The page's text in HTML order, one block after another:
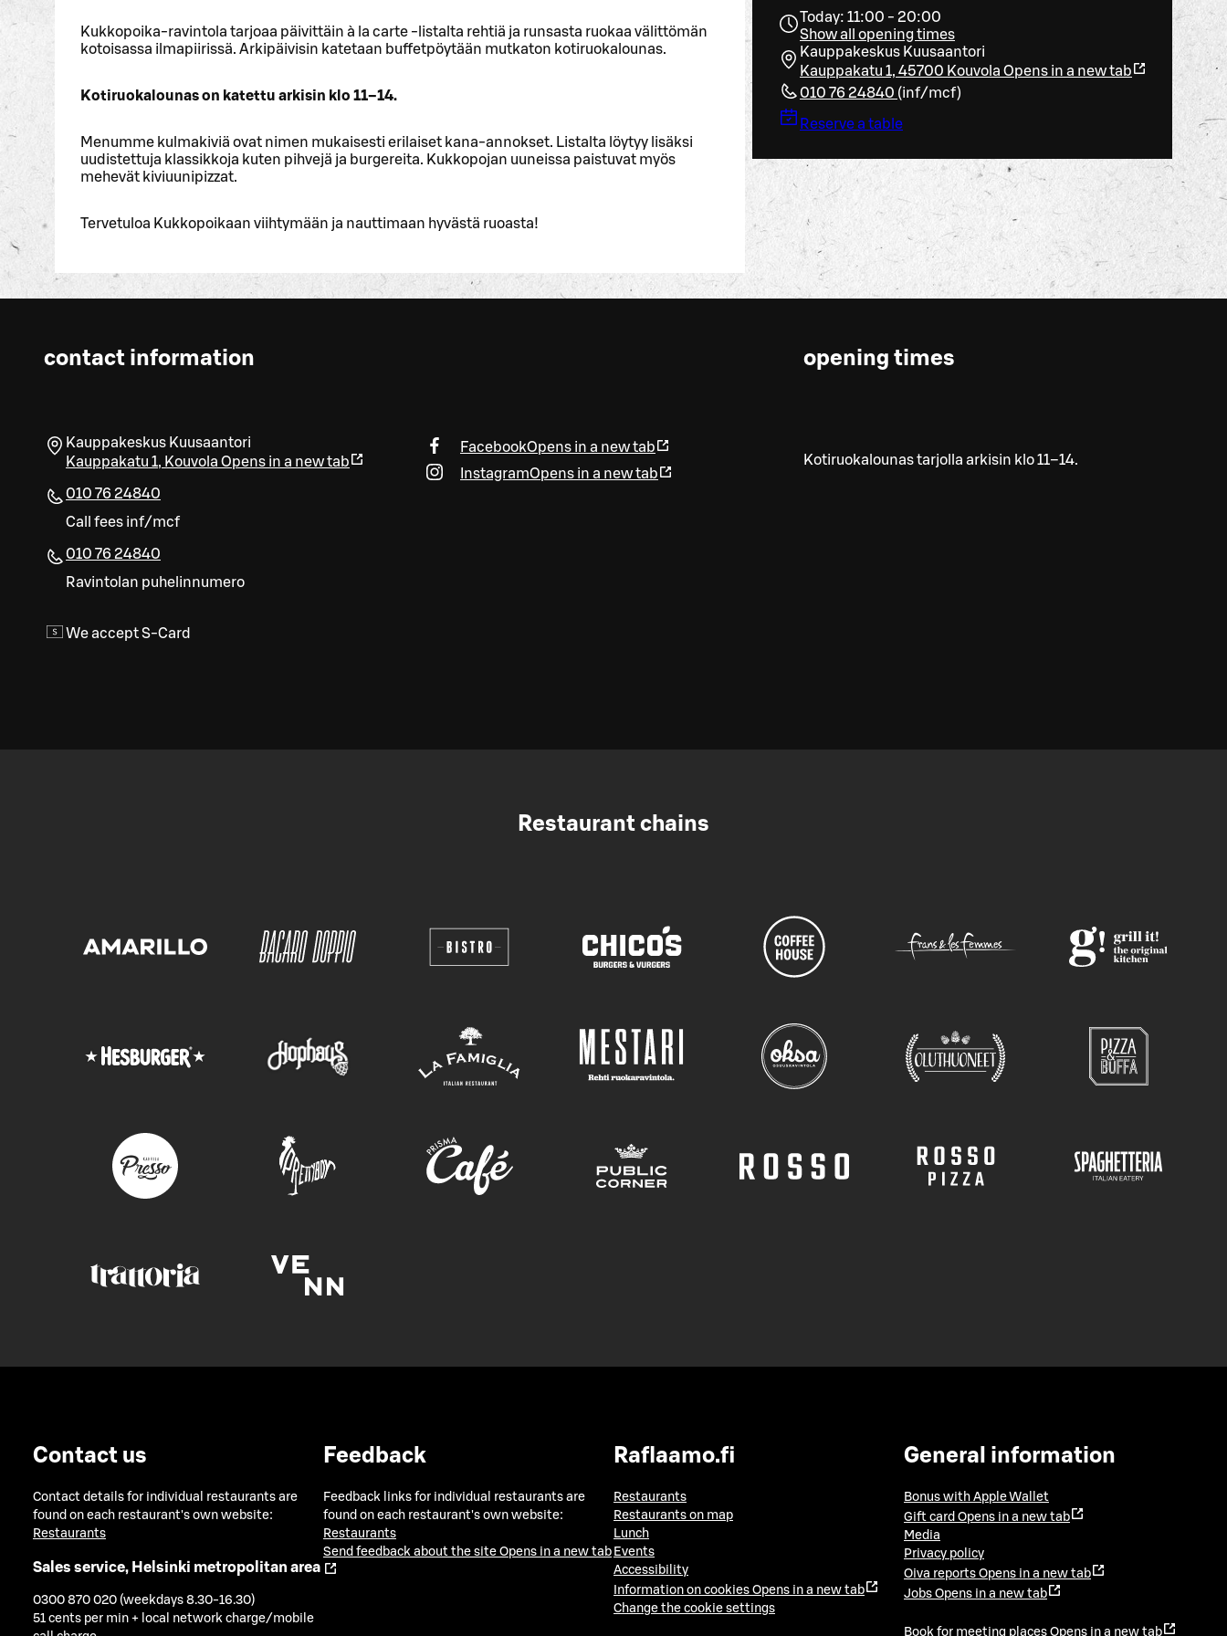
Today: 11:00 - 20:00
Show all opening times
Kauppakeskus Kuusaantori
Kauppakatu 1, 45700 Kouvola Opens in a new tab
010 76 24840 (inf/mcf)
Reserve a table
Kukkopoika-ravintola tarjoaa päivittäin à la carte -listalta rehtiä ja runsasta ruokaa välittömän
kotoisassa ilmapiirissä. Arkipäivisin katetaan buffetpöytään mutkaton kotiruokalounas.
Kotiruokalounas on katettu arkisin klo 11–14.
Menumme kulmakiviä ovat nimen mukaisesti erilaiset kana-annokset. Listalta löytyy lisäksi
uudistettuja klassikkoja kuten pihvejä ja burgereita. Kukkopojan uuneissa paistuvat myös
mehevät kiviuunipizzat.
Tervetuloa Kukkopoikaan viihtymään ja nauttimaan hyvästä ruoasta!
contact information
Kauppakeskus Kuusaantori
Kauppakatu 1, Kouvola Opens in a new tab
010 76 24840
Call fees inf/mcf
010 76 24840
Ravintolan puhelinnumero
We accept S-Card
FacebookOpens in a new tab
InstagramOpens in a new tab
opening times
Kotiruokalounas tarjolla arkisin klo 11–14.
Restaurant chains
Contact us
Contact details for individual restaurants are
found on each restaurant's own website:
Restaurants
Sales service, Helsinki metropolitan area
0300 870 020 (weekdays 8.30-16.30)
51 cents per min + local network charge/mobile
Feedback
Feedback links for individual restaurants are
found on each restaurant's own website:
Restaurants
Send feedback about the site Opens in a new tab
Raflaamo.fi
Restaurants
Restaurants on map
Lunch
Events
Accessibility
Information on cookies Opens in a new tab
Change the cookie settings
General information
Bonus with Apple Wallet
Gift card Opens in a new tab
Media
Privacy policy
Oiva reports Opens in a new tab
Jobs Opens in a new tab
Book for meeting places Opens in a new tab